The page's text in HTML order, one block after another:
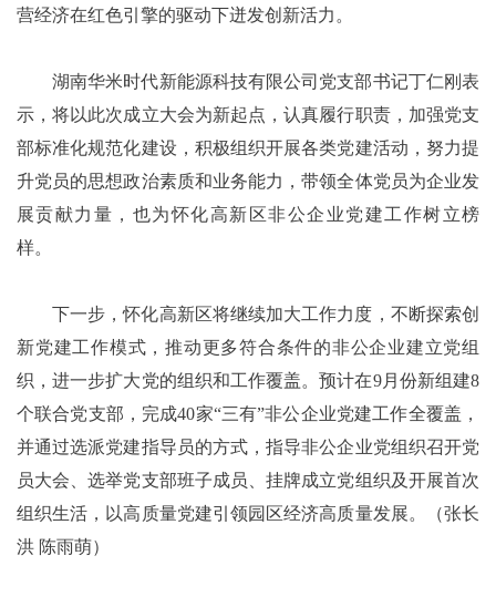
营经济在红色引擎的驱动下迸发创新活力。
湖南华米时代新能源科技有限公司党支部书记丁仁刚表
示，将以此次成立大会为新起点，认真履行职责，加强党支
部标准化规范化建设，积极组织开展各类党建活动，努力提
升党员的思想政治素质和业务能力，带领全体党员为企业发
展贡献力量，也为怀化高新区非公企业党建工作树立榜
样。
下一步，怀化高新区将继续加大工作力度，不断探索创
新党建工作模式，推动更多符合条件的非公企业建立党组
织，进一步扩大党的组织和工作覆盖。预计在9月份新组建8
个联合党支部，完成40家“三有”非公企业党建工作全覆盖，
并通过选派党建指导员的方式，指导非公企业党组织召开党
员大会、选举党支部班子成员、挂牌成立党组织及开展首次
组织生活，以高质量党建引领园区经济高质量发展。（张长
洪 陈雨萌）